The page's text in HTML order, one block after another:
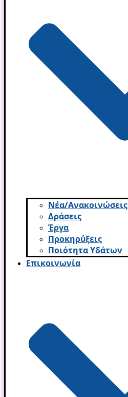
Νέα/Ανακοινώσεις
Δράσεις
Έργα
Προκηρύξεις
Ποιότητα Υδάτων
Επικοινωνία